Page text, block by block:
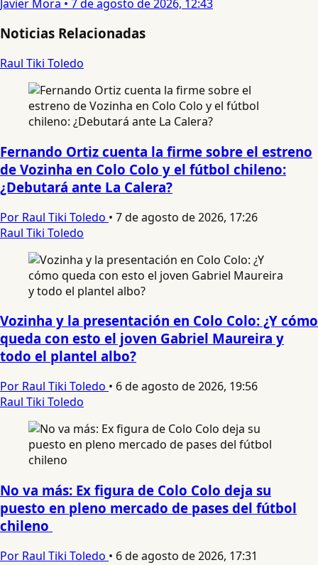
Javier Mora • 7 de agosto de 2026, 12:43
Noticias Relacionadas
Raul Tiki Toledo
Fernando Ortiz cuenta la firme sobre el estreno
de Vozinha en Colo Colo y el fútbol chileno:
¿Debutará ante La Calera?
Por Raul Tiki Toledo • 7 de agosto de 2026, 17:26
Raul Tiki Toledo
Vozinha y la presentación en Colo Colo: ¿Y cómo
queda con esto el joven Gabriel Maureira y
todo el plantel albo?
Por Raul Tiki Toledo • 6 de agosto de 2026, 19:56
Raul Tiki Toledo
No va más: Ex figura de Colo Colo deja su
puesto en pleno mercado de pases del fútbol
chileno
Por Raul Tiki Toledo • 6 de agosto de 2026, 17:31